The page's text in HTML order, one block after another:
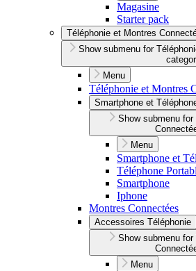
Magasine
Starter pack
Téléphonie et Montres
Show submenu for
Menu
Téléphonie et Montres
Smartphone et
Show submenu
Menu
Smartphone et
Téléphone
Smartphone
Iphone
Montres Connectées
Accessoires Téléphonie
Show submenu
Menu